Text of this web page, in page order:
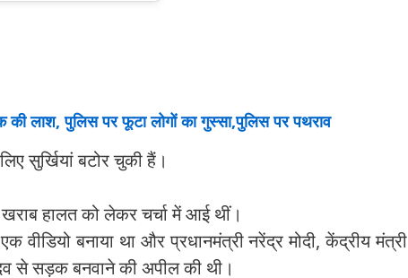
लाश, पुलिस पर फूटा लोगों का गुस्सा,पुलिस पर पथराव
सुर्खियां बटोर चुकी हैं।
हालत को लेकर चर्चा में आई थीं।
वीडियो बनाया था और प्रधानमंत्री नरेंद्र मोदी, केंद्रीय मंत्री
से सड़क बनवाने की अपील की थी।